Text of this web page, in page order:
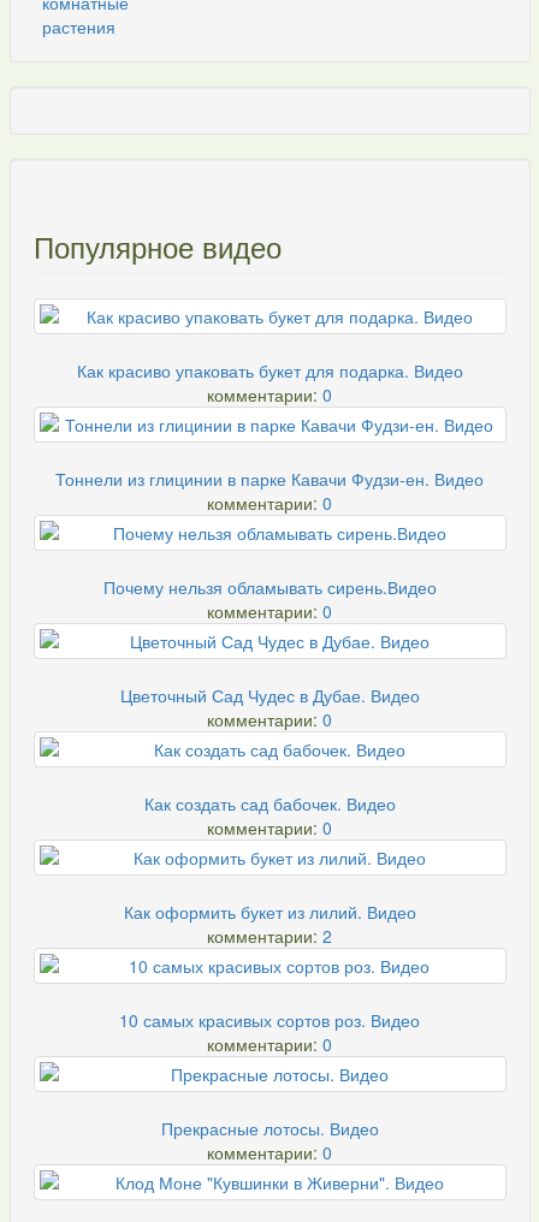
Популярное видео
Как красиво упаковать букет для подарка. Видео
комментарии: 0
Тоннели из глицинии в парке Кавачи Фудзи-ен. Видео
комментарии: 0
Почему нельзя обламывать сирень.Видео
комментарии: 0
Цветочный Сад Чудес в Дубае. Видео
комментарии: 0
Как создать сад бабочек. Видео
комментарии: 0
Как оформить букет из лилий. Видео
комментарии: 2
10 самых красивых сортов роз. Видео
комментарии: 0
Прекрасные лотосы. Видео
комментарии: 0